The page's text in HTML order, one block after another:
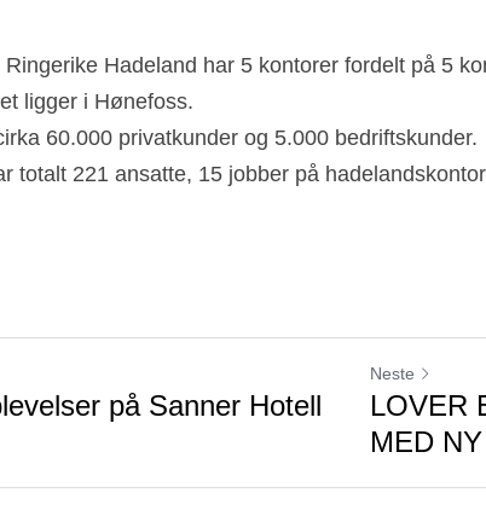
nettsider.
Ringerike Hadeland har 5 kontorer fordelt på 5
ligger i Hønefoss.
60.000 privatkunder og 5.000 bedriftskunder.
totalt 221 ansatte, 15 jobber på
på Sanner Hotell
LOVER
MED